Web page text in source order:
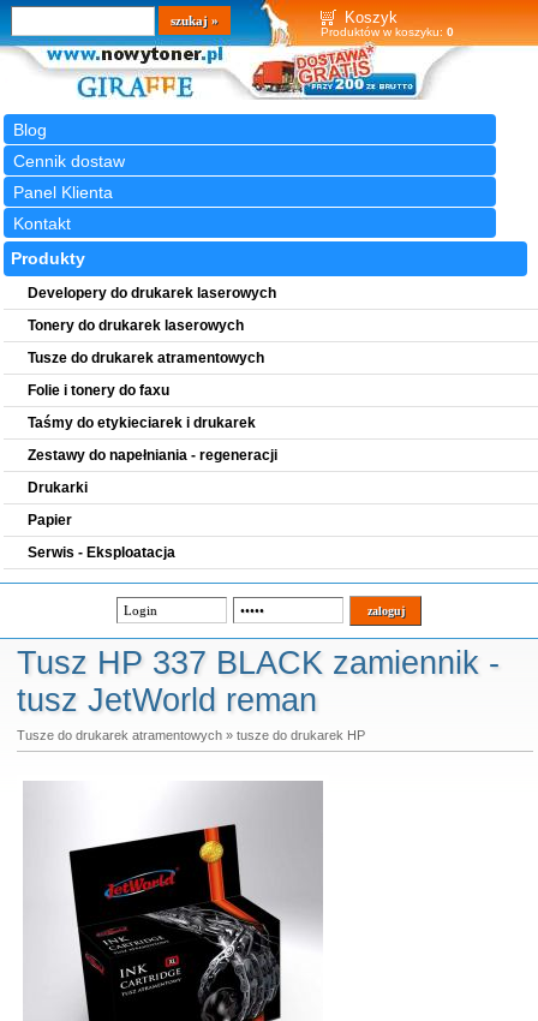
Koszyk
Produktów w koszyku: 0
Blog
Cennik dostaw
Panel Klienta
Kontakt
Wyszukiwarka
szukaj
Produkty
Developery do drukarek laserowych
Tonery do drukarek laserowych
Tusze do drukarek atramentowych
Folie i tonery do faxu
Taśmy do etykieciarek i drukarek
Zestawy do napełniania - regeneracji
Drukarki
Papier
Serwis - Eksploatacja
Tusz HP 337 BLACK zamiennik -
tusz JetWorld reman
Tusze do drukarek atramentowych» tusze do drukarek HP